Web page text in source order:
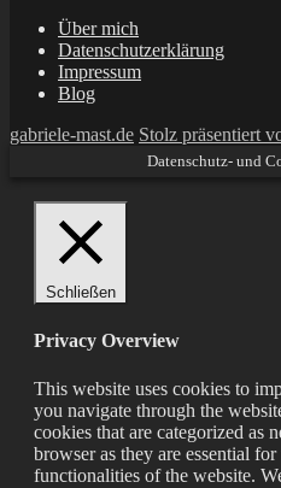
Über mich
Datenschutzerklärung
Impressum
Blog
gabriele-mast.de Stolz präsentiert
Datenschutz- und
Schließen
Privacy Overview
This website uses cookies to
you navigate through the
cookies that are categorized as
browser as they are essential
functionalities of the website.